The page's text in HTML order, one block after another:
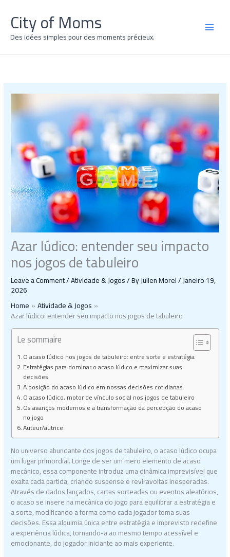
contentCity of Moms
Des idées simples pour des moments précieux.
Azar lúdico: entender seu impacto
nos jogos de tabuleiro
Leave a Comment/Atividade & Jogos/ ByJulien Morel/Janeiro 19,
2026
Home
Atividade & Jogos
Azar lúdico: entender seu impacto nos jogos de tabuleiro
Le sommaire
O acaso lúdico nos jogos de tabuleiro: entre sorte e estratégia
Estratégias para dominar o acaso lúdico e maximizar suas
decisões
A posição do acaso lúdico em nossas decisões cotidianas
O acaso lúdico, motor de vínculo social nos jogos de tabuleiro
Os avanços modernos e a transformação da percepção do acaso
no jogo
Auteur/autrice
No universo abundante dos jogos de tabuleiro, o acaso lúdico ocupa
um lugar primordial. Longe de ser um mero elemento de acaso
mecânico, essa componente introduz uma dinâmica imprevisível que
exalta cada partida, criando suspense e reviravoltas inesperadas.
Através de dados lançados, cartas sorteadas ou eventos aleatórios,
o acaso se insere na mecânica do jogo para equilibrar a estratégia e
a sorte, modificando a forma como cada jogador toma suas
decisões. Essa alquimia única entre estratégia e imprevisto redefine
a experiência lúdica, tornando-a ao mesmo tempo acessível e
emocionante, do jogador iniciante ao mais experiente.